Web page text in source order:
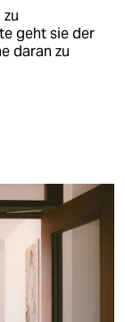
geht sie der
daran zu